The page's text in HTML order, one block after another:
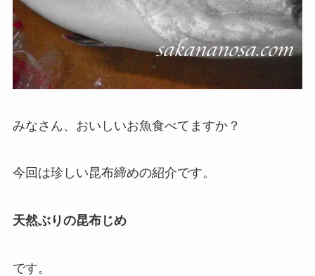
みなさん、おいしいお魚食べてますか？
今回は珍しい昆布締めの紹介です。
天然ぶりの昆布じめ
です。